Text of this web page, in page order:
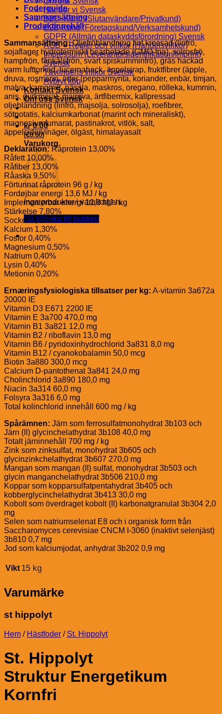
Här bor vi Svensk
B2C–Kund (Slutanvändare/Privatkund)
B2B-Kund (Företagskund/Verksamhetskund)
GDPR (Allmän dataskyddsförordning) Svensk
AGB – Regler och villkor (Handelsvillkor)
Impressum (Leverantörsidentifikation/Imprint)
Svensk
Tävlingens villkor Svensk
Avbryt köp
Kontakt Svensk
Om oss Svensk
kr0.00
(€0.00)
Varukorg
Inga produkter i varukorgen.
Gå tillbaka till butiken
Foderguide
Sammansättning
Produktinnehåll
Sammansättning:Oljefröblandning fint krossad (linfrö,
sojaflager hydrotermiskt bearbetade (GMO-fria), solrosfrö,
hampfrön, fänkålsfrön, svart spiskumminfrö), gräs hackad
varm lufttorkad, lucernahack, äppelsirap, fruktfibrer (äpple,
druva, rosmarin, örter (pepparmynta, koriander, enbär, timjan,
malva, kamomill, nässla, maskros, oregano, rölleka, kummin,
anis, gurkmeja), majrova, ärtfibermix, kallpressad
oljeblandning (linfrö, majsolja, solrosolja), roefibrer,
sötpotatis, kalciumkarbonat (marint och mineraliskt),
magnesiumfumarat, pastinakrot, vitlök, salt,
äppelcidervinäger, ölgäst, himalayasalt
Deklaration:Råprotein 13,00%
Råfett 10,00%
Råfiber 13,00%
Råaska 9,50%
Förtunnat råprotein 96 g / kg
Fordøjbar energi 13,6 MJ / kg
Implementerbar energi 12,3 MJ / kg
Stärkelse 7,80%
Socker 8,30%
Kalcium 1,30%
Fosfor 0,40%
Magnesium 0,50%
Natrium 0,40%
Lysin 0,40%
Metionin 0,20%
Ernæringsfysiologiska tillsatser per kg: A-vitamin 3a672a
20000 IE
Vitamin D3 E671 2200 IE
Vitamin E 3a700 470,0 mg
Vitamin B1 3a821 12,0 mg
Vitamin B2 / riboflavin 13,0 mg
Vitamin B6 / pyridoxinhydrochlorid 3a831 8,0 mg
Vitamin B12 / cyanokobalamin 50,0 mcg
Biotin 3a880 300,0 mcg
Calcium D-pantothenat 3a841 24,0 mg
Cholinchlorid 3a890 180,0 mg
Niacin 3a314 60,0 mg
Folsyra 3a316 6,0 mg
Total kolinchlorid innehåll 600 mg / kg
Spårämnen: Järn som ferrosulfatmonohydrat 3b103 och
Järn (II) glycinchelathydrat 3b108 40,0 mg
Totalt järninnehåll 700 mg / kg
Zink som zinksulfat, monohydrat 3b605 och
glycinzinkchelathydrat 3b607 270,0 mg
Mangan som mangan (II) sulfat, monohydrat 3b503 och
glycin manganchelathydrat 3b506 210,0 mg
Koppar som kopparsulfatpentahydrat 3b405 och
kobberglycinchelathydrat 3b413 30,0 mg
Kobolt som överdraget kobolt (II) karbonatgranulat 3b304 2,0
mg
Selen som natriumselenat E8 och i organisk form från
Saccharomyces cerevisiae CNCM I-3060 (inaktivt selenjäst)
3b810 0,7 mg
Jod som kalciumjodat, anhydrat 3b202 0,9 mg
Vikt 15 kg
Varumärke
st hippolyt
Hem / Hästfoder / St. Hippolyt
St. Hippolyt
Struktur Energetikum
Kornfri